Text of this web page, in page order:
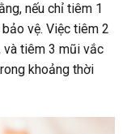
nếu chỉ tiêm 1
vệ. Việc tiêm 2
và tiêm 3 mũi vắc
khoảng thời